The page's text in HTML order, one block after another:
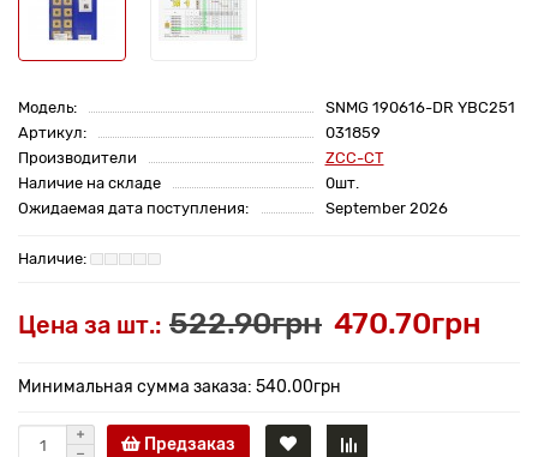
Модель:
SNMG 190616-DR YBC251
Артикул:
031859
Производители
ZCC-CT
Наличие на складе
0шт.
Ожидаемая дата поступления:
September 2026
Цена за шт.: 522.90грн 470.70грн
Минимальная сумма заказа: 540.00грн
Предзаказ